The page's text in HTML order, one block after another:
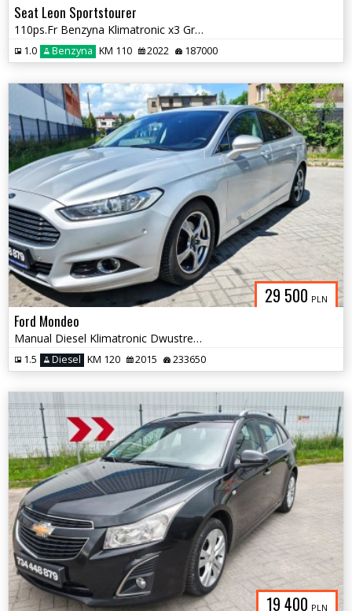
Seat Leon Sportstourer
110ps.Fr Benzyna Klimatronic x3 GrzaneFoteleKierownica Kam.Cofania2022
1.0 Benzyna KM 110 2022 187000
29 500 PLN
Ford Mondeo
Manual Diesel Klimatronic Dwustrefowy Grzane Fotele Serwis do Końca
1.5 Diesel KM 120 2015 233650
19 400 PLN